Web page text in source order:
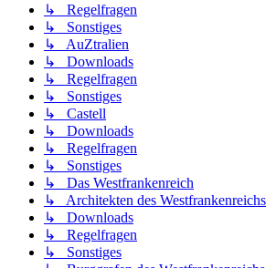
↳ Regelfragen
↳ Sonstiges
↳ AuZtralien
↳ Downloads
↳ Regelfragen
↳ Sonstiges
↳ Castell
↳ Downloads
↳ Regelfragen
↳ Sonstiges
↳ Das Westfrankenreich
↳ Architekten des Westfrankenreichs
↳ Downloads
↳ Regelfragen
↳ Sonstiges